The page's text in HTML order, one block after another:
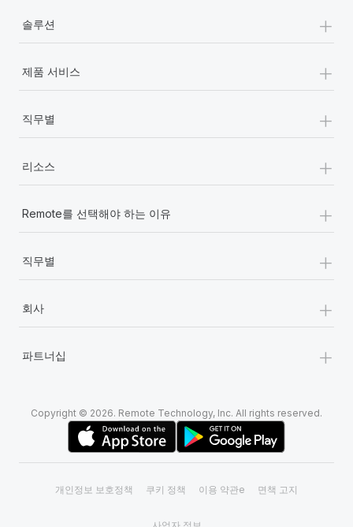
솔루션 +
제품 서비스 +
직무별 +
리소스 +
Remote를 선택해야 하는 이유 +
직무별 +
회사 +
파트너십 +
Copyright © 2026. Remote Technology, Inc. All rights reserved.
개인정보 보호정책 쿠키 정책 이용 약관e 면책 고지